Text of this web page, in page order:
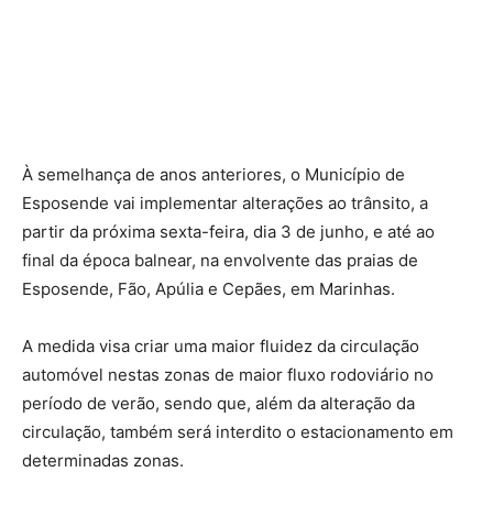
À semelhança de anos anteriores, o Município de
Esposende vai implementar alterações ao trânsito, a
partir da próxima sexta-feira, dia 3 de junho, e até ao
final da época balnear, na envolvente das praias de
Esposende, Fão, Apúlia e Cepães, em Marinhas.
A medida visa criar uma maior fluidez da circulação
automóvel nestas zonas de maior fluxo rodoviário no
período de verão, sendo que, além da alteração da
circulação, também será interdito o estacionamento em
determinadas zonas.